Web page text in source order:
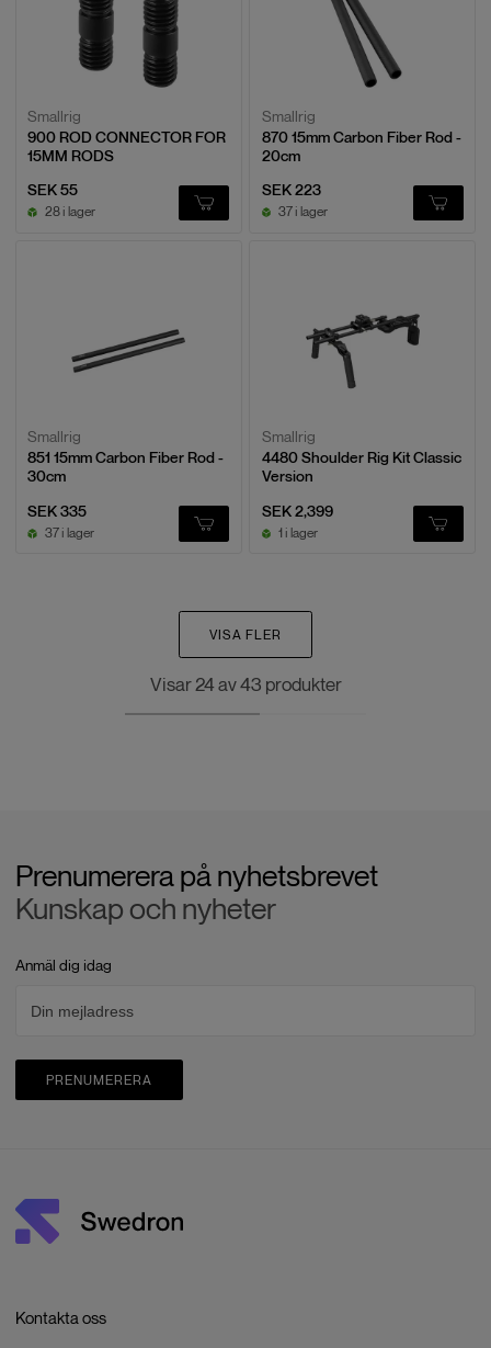
Smallrig
900 ROD CONNECTOR FOR
15MM RODS
SEK 55
28 i lager
Smallrig
870 15mm Carbon Fiber Rod -
20cm
SEK 223
37 i lager
Smallrig
851 15mm Carbon Fiber Rod -
30cm
SEK 335
37 i lager
Smallrig
4480 Shoulder Rig Kit Classic
Version
SEK 2,399
1 i lager
VISA FLER
Visar24av43 produkter
Prenumerera på nyhetsbrevet
Kunskap och nyheter
Anmäl dig idag
PRENUMERERA
Kontakta oss